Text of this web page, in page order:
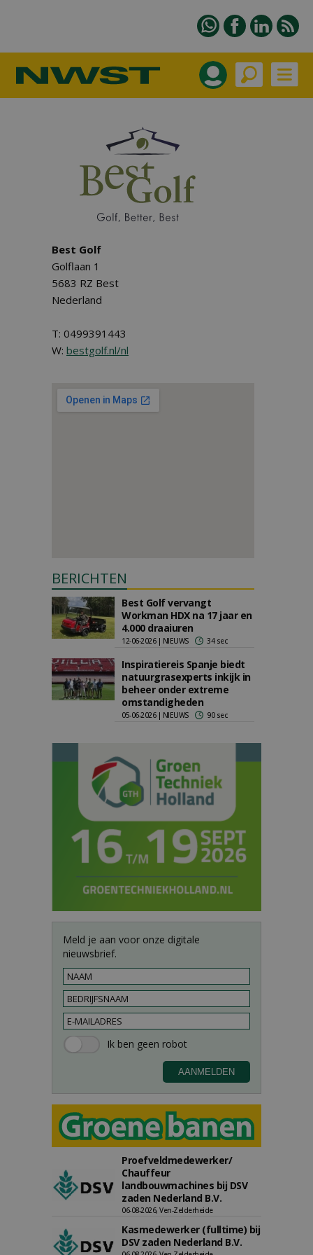
Best Golf
Golflaan 1
5683 RZ Best
Nederland
T: 0499391443
W: bestgolf.nl/nl
BERICHTEN
Best Golf vervangt
Workman HDX na 17 jaar en
4.000 draaiuren
12-06-2026 | NIEUWS 34 sec
Inspiratiereis Spanje biedt
natuurgrasexperts inkijk in
beheer onder extreme
omstandigheden
05-06-2026 | NIEUWS 90 sec
Meld je aan voor onze digitale
nieuwsbrief.
Proefveldmedewerker/
Chauffeur
landbouwmachines bij DSV
zaden Nederland B.V.
06-08-2026, Ven-Zelderheide
Kasmedewerker (fulltime) bij
DSV zaden Nederland B.V.